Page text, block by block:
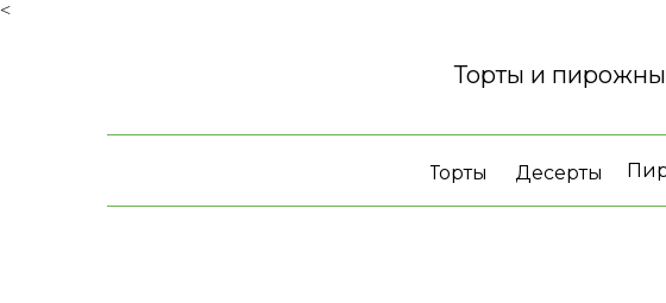
<
Торты
Торты и
Десерты